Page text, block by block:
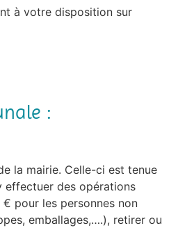
à votre disposition sur
:
la mairie. Celle-ci est tenue
effectuer des opérations
pour les personnes non
emballages,….), retirer ou